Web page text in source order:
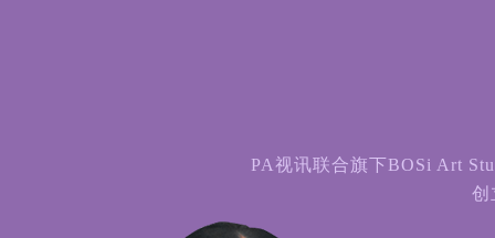
PA视讯联合旗下BOSi Art
创